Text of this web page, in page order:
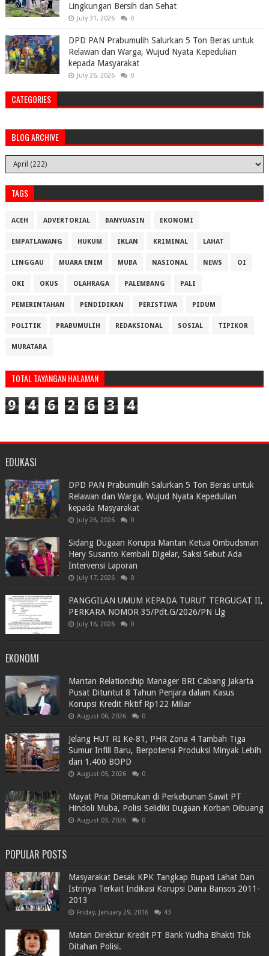
Lingkungan Bersih dan Sehat
July 31, 2026 0
DPD PAN Prabumulih Salurkan 5 Ton Beras untuk
Relawan dan Warga, Wujud Nyata Kepedulian
kepada Masyarakat
July 26, 2026 0
CATEGORIES
BLOG ARCHIVE
TAGS
ACEH ADVERTORIAL BANYUASIN EKONOMI
EMPATLAWANG HUKUM IKLAN KRIMINAL LAHAT
LINGGAU MUARA ENIM MUBA NASIONAL NEWS OI
OKI OKUS OLAHRAGA PALEMBANG PALI
PEMERINTAHAN PENDIDIKAN PERISTIWA PIDUM
POLITIK PRABUMULIH REDAKSIONAL SOSIAL TIPIKOR
MURATARA
TOTAL TAYANGAN HALAMAN
9 4 6 2 6 3 4
EDUKASI
DPD PAN Prabumulih Salurkan 5 Ton Beras untuk
Relawan dan Warga, Wujud Nyata Kepedulian
kepada Masyarakat
July 26, 2026 0
Sidang Dugaan Korupsi Mantan Ketua Ombudsman
Hery Susanto Kembali Digelar, Saksi Sebut Ada
Intervensi Laporan
July 17, 2026 0
PANGGILAN UMUM KEPADA TURUT TERGUGAT II,
PERKARA NOMOR 35/Pdt.G/2026/PN Llg
July 16, 2026 0
EKONOMI
Mantan Relationship Manager BRI Cabang Jakarta
Pusat Dituntut 8 Tahun Penjara dalam Kasus
Korupsi Kredit Fiktif Rp122 Miliar
August 06, 2026 0
Jelang HUT RI Ke-81, PHR Zona 4 Tambah Tiga
Sumur Infill Baru, Berpotensi Produksi Minyak Lebih
dari 1.400 BOPD
August 05, 2026 0
Mayat Pria Ditemukan di Perkebunan Sawit PT
Hindoli Muba, Polisi Selidiki Dugaan Korban Dibuang
August 03, 2026 0
POPULAR POSTS
Masyarakat Desak KPK Tangkap Bupati Lahat Dan
Istrinya Terkait Indikasi Korupsi Dana Bansos 2011-
2013
Friday, January 29, 2016 43
Matan Direktur Kredit PT Bank Yudha Bhakti Tbk
Ditahan Polisi.